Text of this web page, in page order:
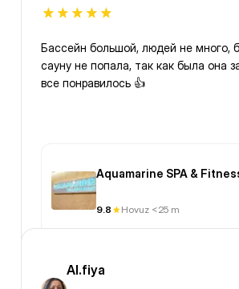
Бассейн большой, людей не много,
сауну не попала, так как была она
все понравилось 👍
Aquamarine SPA &
9.8 Hovuz <25 m
Al.fiya